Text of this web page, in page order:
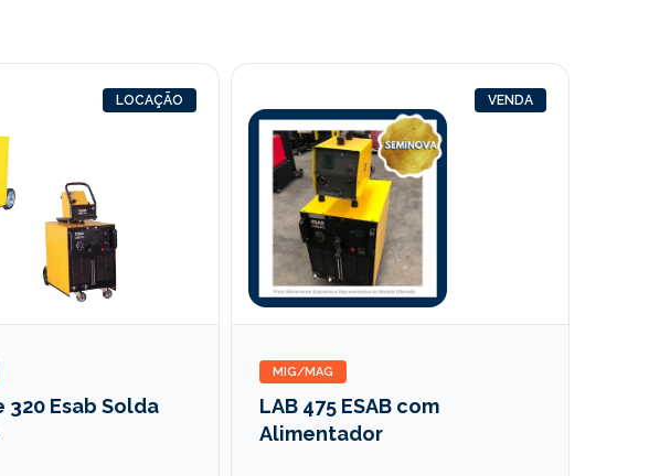
LOCAÇÃO
320 Esab Solda
VENDA
MIG/MAG
LAB 475 ESAB com
Alimentador